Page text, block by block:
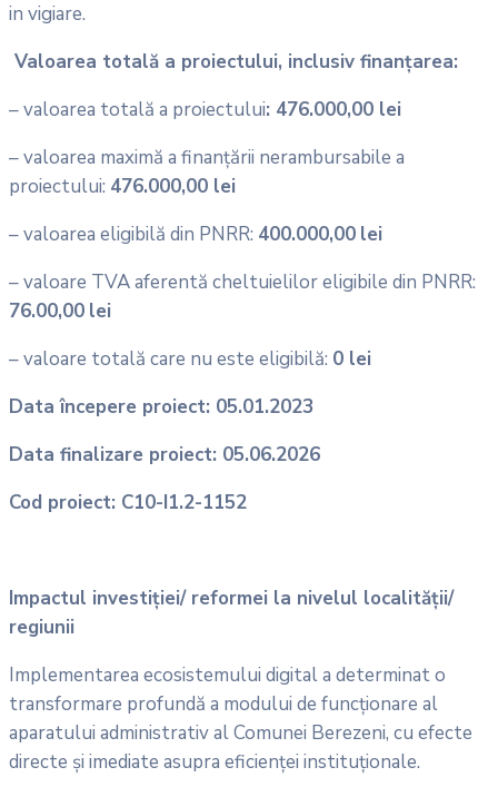
in vigiare.
Valoarea totală a proiectului, inclusiv finanțarea:
– valoarea totală a proiectului: 476.000,00 lei
– valoarea maximă a finanțării nerambursabile a
proiectului: 476.000,00 lei
– valoarea eligibilă din PNRR: 400.000,00 lei
– valoare TVA aferentă cheltuielilor eligibile din PNRR:
76.00,00 lei
– valoare totală care nu este eligibilă: 0 lei
Data începere proiect: 05.01.2023
Data finalizare proiect: 05.06.2026
Cod proiect: C10-I1.2-1152
Impactul investiției/ reformei la nivelul localității/
regiunii
Implementarea ecosistemului digital a determinat o
transformare profundă a modului de funcționare al
aparatului administrativ al Comunei Berezeni, cu efecte
directe și imediate asupra eficienței instituționale.